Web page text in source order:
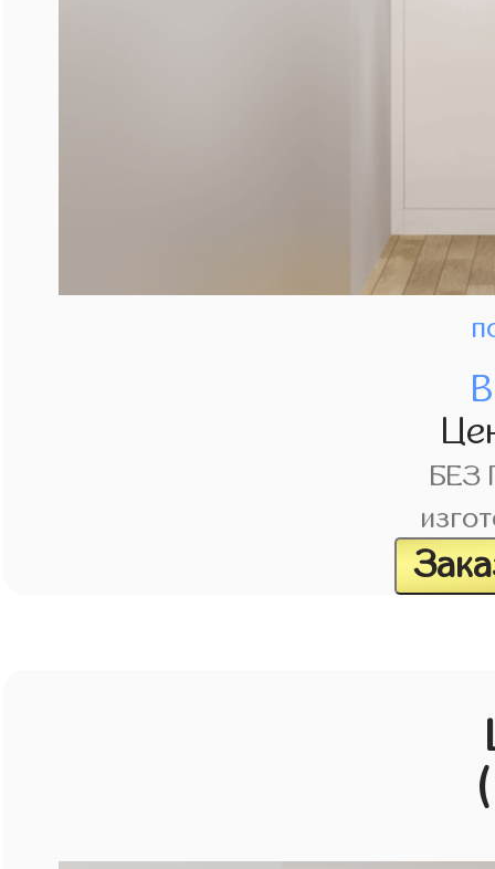
БЕЗ